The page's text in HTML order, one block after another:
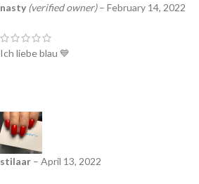
nasty (verified owner) – February 14, 2022
Ich liebe blau 💙
stilaar – April 13, 2022